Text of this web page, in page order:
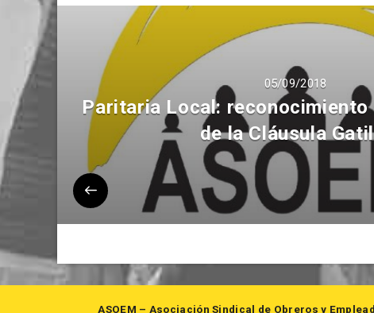
05/09/2018
Paritaria Local:
de la Cláusula
ASOEM – Asociación Sindical de Obreros y